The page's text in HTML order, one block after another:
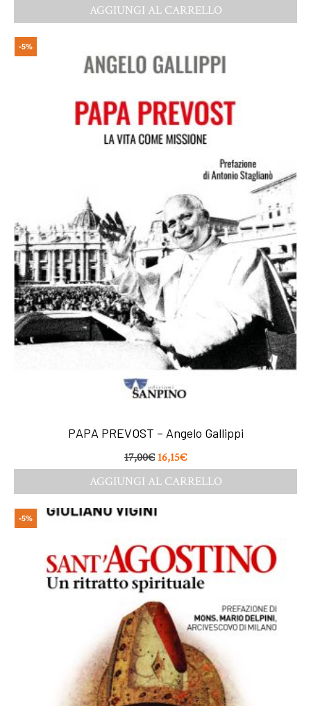
AGGIUNGI AL CARRELLO
-5%
PAPA PREVOST – Angelo Gallippi
17,00€ 16,15€
AGGIUNGI AL CARRELLO
-5%